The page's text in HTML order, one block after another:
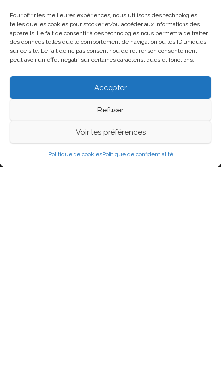
Pour offrir les meilleures expériences, nous utilisons des technologies
telles que les cookies pour stocker et/ou accéder aux informations des
appareils. Le fait de consentir à ces technologies nous permettra de traiter
des données telles que le comportement de navigation ou les ID uniques
sur ce site. Le fait de ne pas consentir ou de retirer son consentement
peut avoir un effet négatif sur certaines caractéristiques et fonctions.
Accepter
Refuser
Voir les préférences
Politique de cookiesPolitique de confidentialité
MÉTA
Connexion
Flux des publications
Flux des commentaires
Fièrement propulsé parWordPress
Blog